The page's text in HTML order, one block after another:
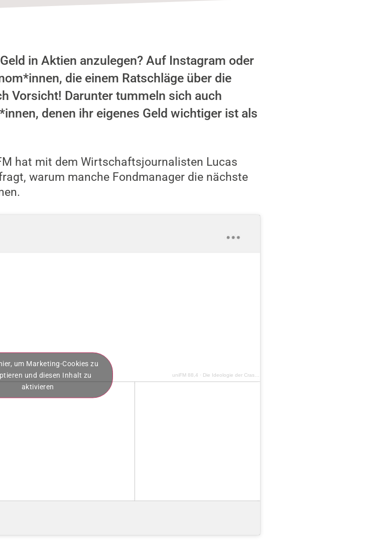
in Aktien anzulegen? Auf Instagram oder
die einem Ratschläge über die
Vorsicht! Darunter tummeln sich auch
denen ihr eigenes Geld wichtiger ist als
hat mit dem Wirtschaftsjournalisten Lucas
warum manche Fondmanager die nächste
uniFM 88,4 · Die Ideologie der Crashpropheten
um Marketing-Cookies zu
und diesen Inhalt zu
aktivieren